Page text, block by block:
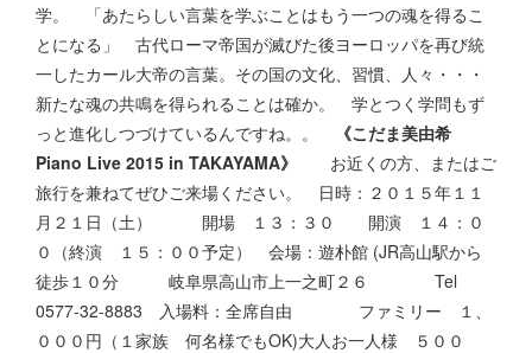
学。 「あたらしい言葉を学ぶことはもう一つの魂を得るこ
とになる」 古代ローマ帝国が滅びた後ヨーロッパを再び統
一したカール大帝の言葉。その国の文化、習慣、人々・・・
新たな魂の共鳴を得られることは確か。 学とつく学問もず
っと進化しつづけているんですね。。
《こだま美由希
Piano Live 2015 in TAKAYAMA》
お近くの方、またはご
旅行を兼ねてぜひご来場ください。 日時：２０１５年１１
月２１日（土） 開場 １３：３０ 開演 １４：０
０（終演 １５：００予定） 会場：遊朴館 (JR高山駅から
徒歩１０分 岐阜県高山市上一之町２６ Tel
0577-32-8883 入場料：全席自由 ファミリー １、
０００円（１家族 何名様でもOK)大人お一人様 ５００